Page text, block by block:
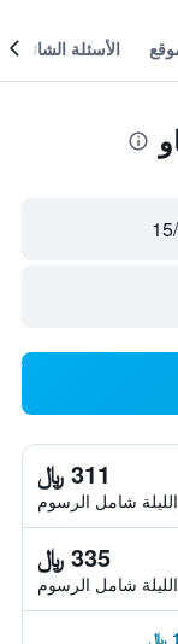
الأسئلة الشائعة
311 ﷼
شامل الرسوم
335 ﷼
شامل الرسوم